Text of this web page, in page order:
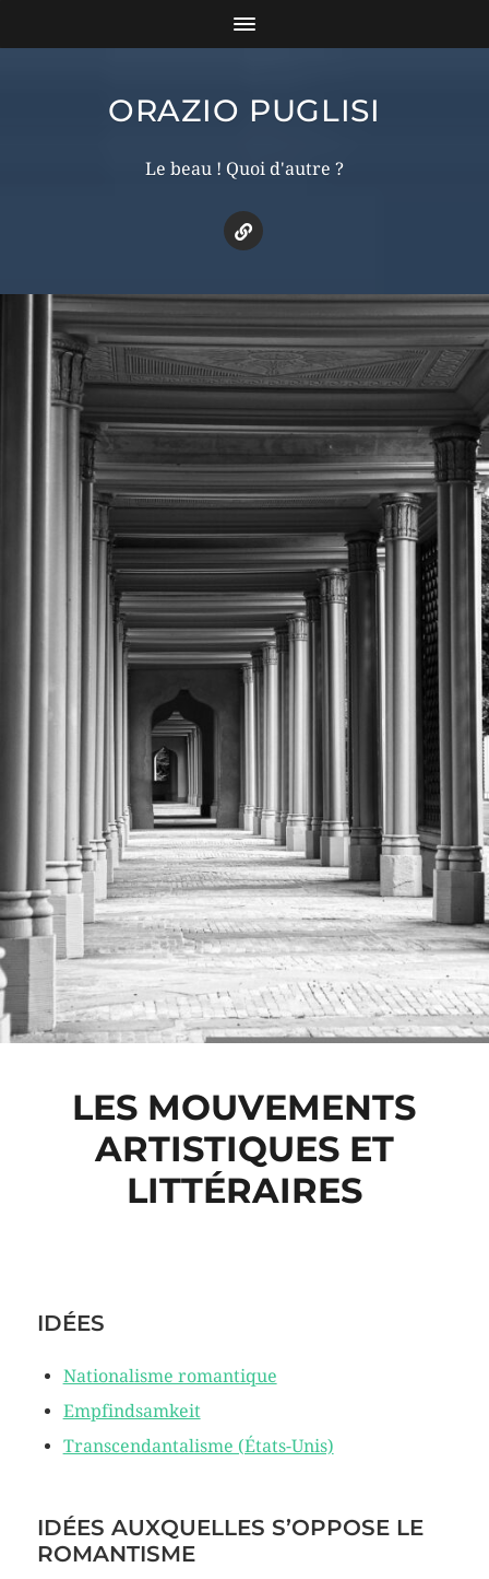
ORAZIO PUGLISI
Le beau ! Quoi d'autre ?
LES MOUVEMENTS
ARTISTIQUES ET
LITTÉRAIRES
IDÉES
Nationalisme romantique
Empfindsamkeit
Transcendantalisme (États-Unis)
IDÉES AUXQUELLES S’OPPOSE LE
ROMANTISME